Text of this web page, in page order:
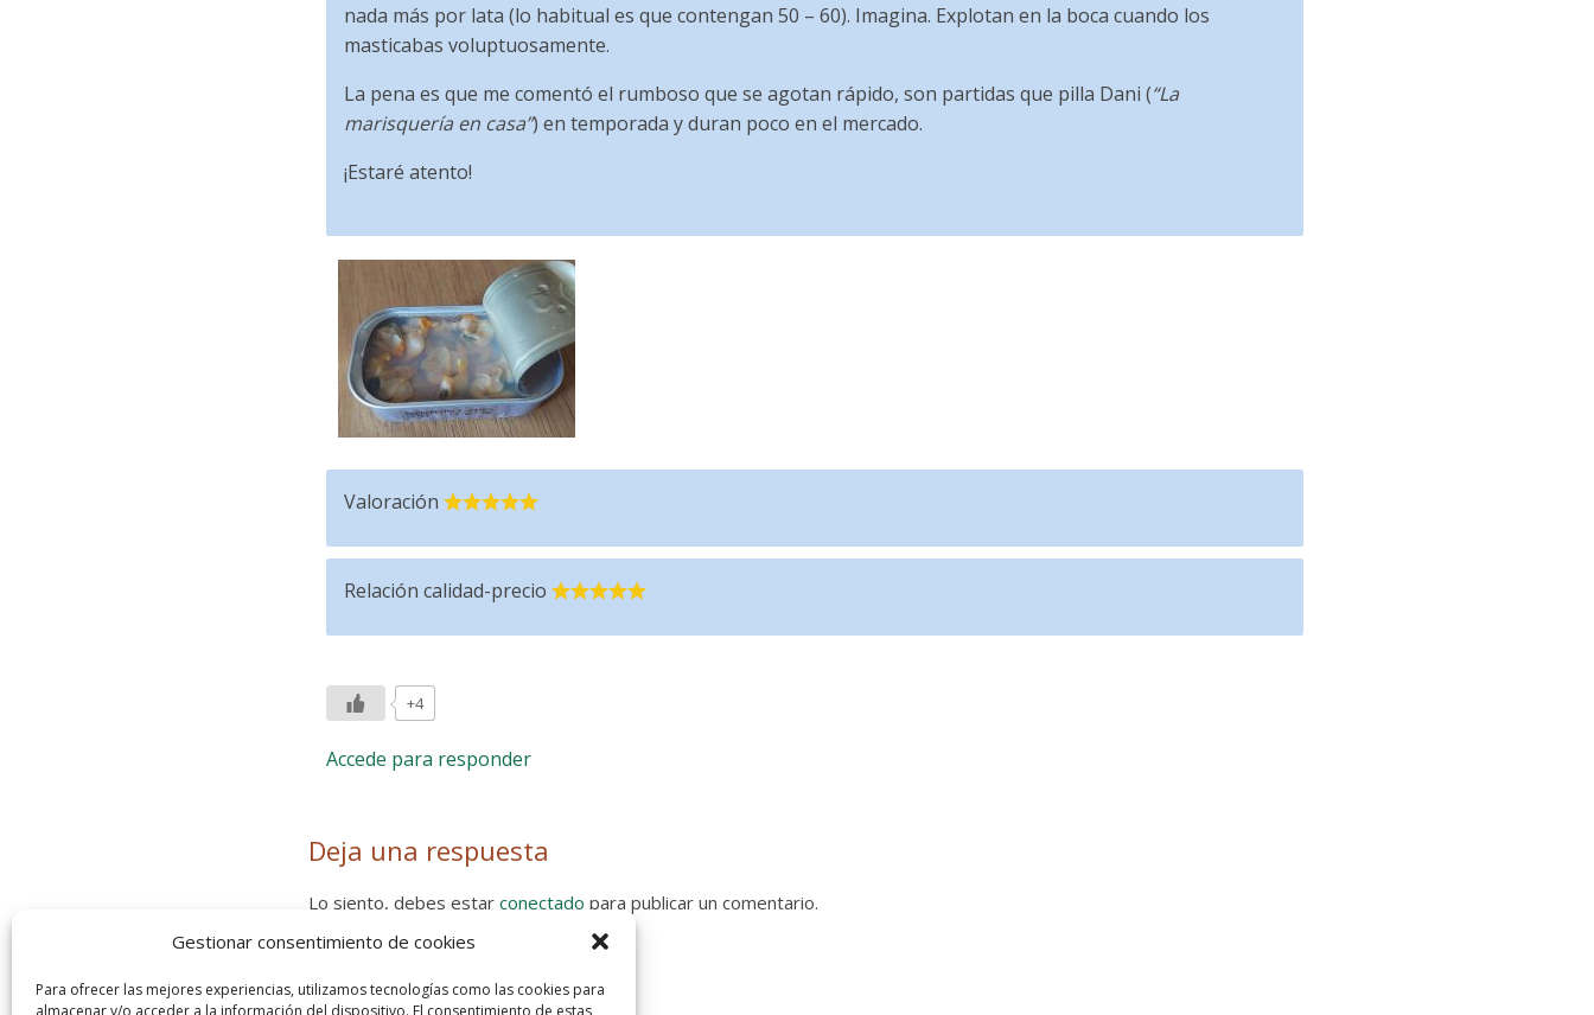
Gestionar consentimiento de cookies
Para ofrecer las mejores experiencias, utilizamos tecnologías como las cookies para
almacenar y/o acceder a la información del dispositivo. El consentimiento de estas
nada más por lata (lo habitual es que contengan 50 – 60). Imagina. Explotan en la boca cuando los
masticabas voluptuosamente.
La pena es que me comentó el rumboso que se agotan rápido, son partidas que pilla Dani (“La
marisquería en casa”) en temporada y duran poco en el mercado.
¡Estaré atento!
Valoración
Relación calidad-precio
+4
Accede para responder
Deja una respuesta
Lo siento, debes estar conectado para publicar un comentario.
Entra con tu red social
He leído y acepto laPolítica de Privacidad